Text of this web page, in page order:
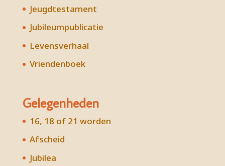
Jeugdtestament
Jubileumpublicatie
Levensverhaal
Vriendenboek
Gelegenheden
16, 18 of 21 worden
Afscheid
Jubilea